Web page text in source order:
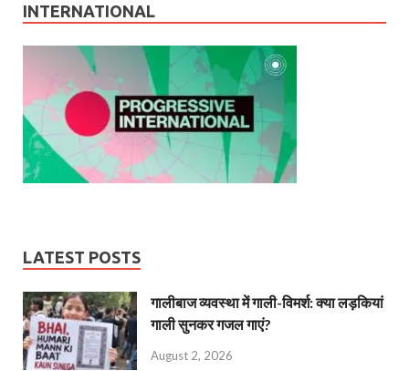
INTERNATIONAL
LATEST POSTS
गालीबाज व्‍यवस्‍था में गाली-विमर्श: क्या लड़कियां
गाली सुनकर गजल गाएं?
August 2, 2026